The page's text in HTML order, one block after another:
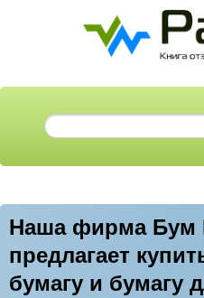
Наша фирма Бум
предлагает
бумагу и бумагу